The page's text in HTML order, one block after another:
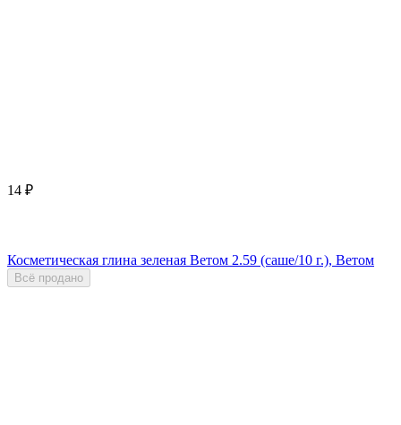
14 ₽
Косметическая глина зеленая Ветом 2.59 (саше/10 г.), Ветом
Всё продано